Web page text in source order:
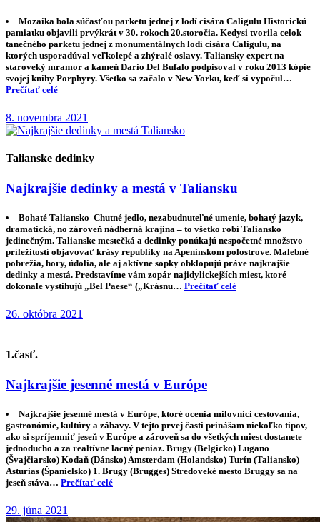
Mozaika bola súčasťou parketu jednej z lodí cisára Caligulu Historickú
pamiatku objavili prvýkrát v 30. rokoch 20.storočia. Kedysi tvorila celok
tanečného parketu jednej z monumentálnych lodí cisára Caligulu, na
ktorých usporadúval veľkolepé a zhýralé oslavy. Taliansky expert na
staroveký mramor a kameň Dario Del Bufalo podpisoval v roku 2013 kópie
svojej knihy Porphyry. Všetko sa začalo v New Yorku, keď si vypočul…
Prečítať celé
8. novembra 2021
Talianske dedinky
Najkrajšie dedinky a mestá v Taliansku
Bohaté Taliansko Chutné jedlo, nezabudnuteľné umenie, bohatý jazyk,
dramatická, no zároveň nádherná krajina – to všetko robí Taliansko
jedinečným. Talianske mestečká a dedinky ponúkajú nespočetné množstvo
príležitostí objavovať krásy republiky na Apeninskom polostrove. Malebné
pobrežia, hory, údolia, ale aj aktívne sopky obklopujú práve najkrajšie
dedinky a mestá. Predstavíme vám zopár najidylickejších miest, ktoré
dokonale vystihujú „Bel Paese“ („Krásnu… Prečítať celé
26. októbra 2021
1.časť.
Najkrajšie jesenné mestá v Európe
Najkrajšie jesenné mestá v Európe, ktoré ocenia milovníci cestovania,
gastronómie, kultúry a zábavy. V tejto prvej časti prinášam niekoľko tipov,
ako si spríjemniť jeseň v Európe a zároveň sa do všetkých miest dostanete
jednoducho a za realtívne lacný peniaz. Brugy (Belgicko) Lugano
(Švajčiarsko) Kodaň (Dánsko) Amsterdam (Holandsko) Turín (Taliansko)
Asturias (Španielsko) 1. Brugy (Brugges) Stredoveké mesto Bruggy sa na
jeseň stáva… Prečítať celé
29. júna 2021